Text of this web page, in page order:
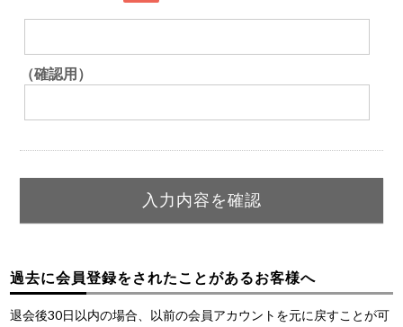
（確認用）
過去に会員登録をされたことがあるお客様へ
退会後30日以内の場合、以前の会員アカウントを元に戻すことが可